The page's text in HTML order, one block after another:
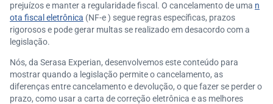
prejuízos e manter a regularidade fiscal. O cancelamento de uma n
ota fiscal eletrônica (NF-e ) segue regras específicas, prazos
rigorosos e pode gerar multas se realizado em desacordo com a
legislação.
Nós, da Serasa Experian, desenvolvemos este conteúdo para
mostrar quando a legislação permite o cancelamento, as
diferenças entre cancelamento e devolução, o que fazer se perder o
prazo, como usar a carta de correção eletrônica e as melhores